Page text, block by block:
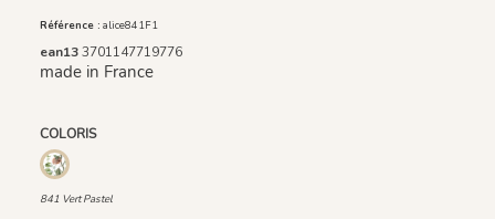
Référence : alice841F1
ean133701147719776
made in France
COLORIS
841 Vert Pastel
841 Vert Pastel